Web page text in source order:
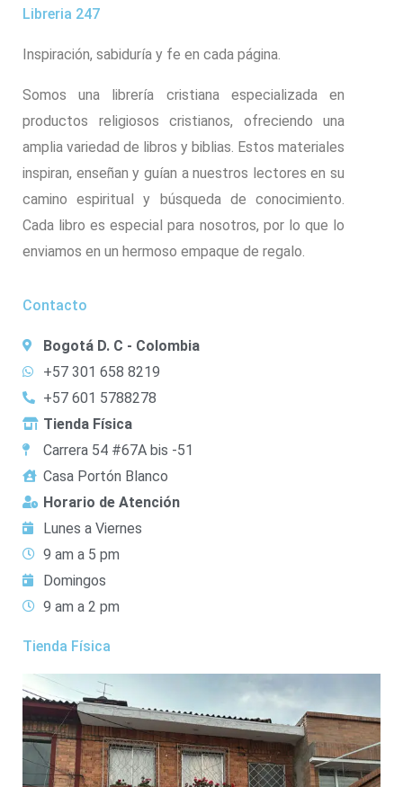
Libreria 247
Inspiración, sabiduría y fe en cada página.
Somos una librería cristiana especializada en
productos religiosos cristianos, ofreciendo una
amplia variedad de libros y biblias. Estos materiales
inspiran, enseñan y guían a nuestros lectores en su
camino espiritual y búsqueda de conocimiento.
Cada libro es especial para nosotros, por lo que lo
enviamos en un hermoso empaque de regalo.
Contacto
Bogotá D. C - Colombia
+57 301 658 8219
+57 601 5788278
Tienda Física
Carrera 54 #67A bis -51
Casa Portón Blanco
Horario de Atención
Lunes a Viernes
9 am a 5 pm
Domingos
9 am a 2 pm
Tienda Física